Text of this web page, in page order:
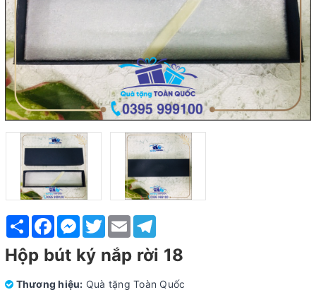
Share FacebookMessenger
TwitterEmail
Hộp bút ký nắp rời 18
Thương hiệu: Quà tặng Toàn Quốc